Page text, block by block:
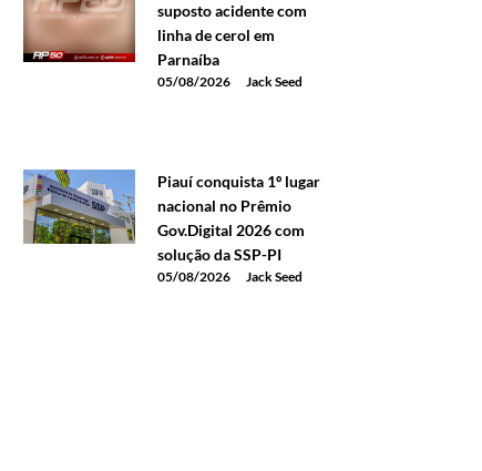
suposto acidente com
linha de cerol em
Parnaíba
05/08/2026 Jack Seed
Piauí conquista 1º lugar
nacional no Prêmio
Gov.Digital 2026 com
solução da SSP-PI
05/08/2026 Jack Seed